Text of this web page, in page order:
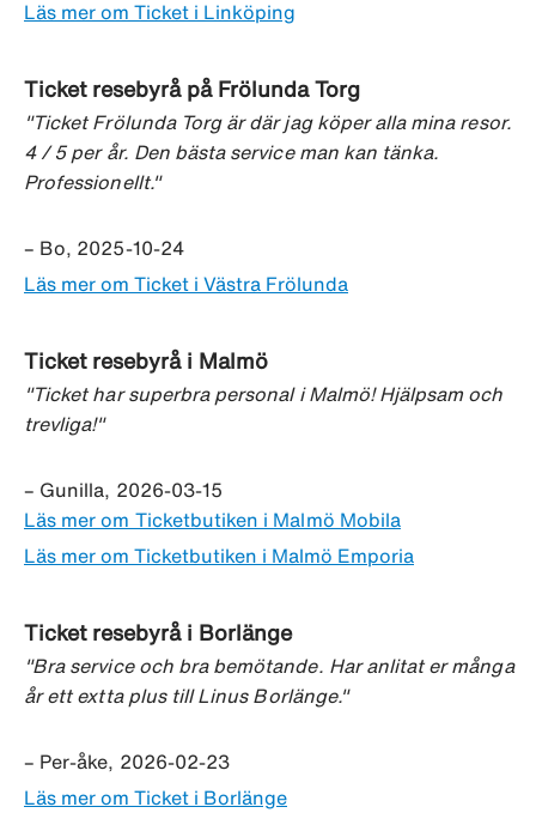
Läs mer om Ticket i Linköping
Ticket resebyrå på Frölunda Torg
"Ticket Frölunda Torg är där jag köper alla mina resor.
4 / 5 per år. Den bästa service man kan tänka.
Professionellt."
– Bo, 2025-10-24
Läs mer om Ticket i Västra Frölunda
Ticket resebyrå i Malmö
"Ticket har superbra personal i Malmö! Hjälpsam och
trevliga!"
– Gunilla, 2026-03-15
Läs mer om Ticketbutiken i Malmö Mobila
Läs mer om Ticketbutiken i Malmö Emporia
Ticket resebyrå i Borlänge
"Bra service och bra bemötande. Har anlitat er många
år ett extta plus till Linus Borlänge."
– Per-åke, 2026-02-23
Läs mer om Ticket i Borlänge